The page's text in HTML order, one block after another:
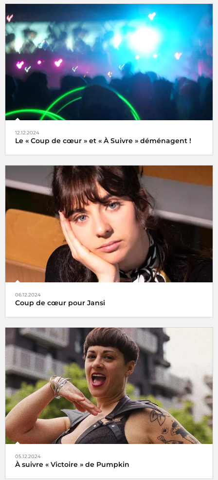
Une semaine internationale dédiée à la musique du 16 au
21 juin 2025
12.12.2024
Le « Coup de cœur » et « À Suivre » déménagent !
Tels des oiseaux migrateurs à partir du lundi 16 décembre
2024 retrouvez nos rubriquesCoup de cœur
non plus ici (sur radiofrance.com) mais là, à savoir sur la
plateforme
06.12.2024
Coup de cœur pour Jansi
Le choix de Jansi
05.12.2024
À suivre « Victoire » de Pumpkin